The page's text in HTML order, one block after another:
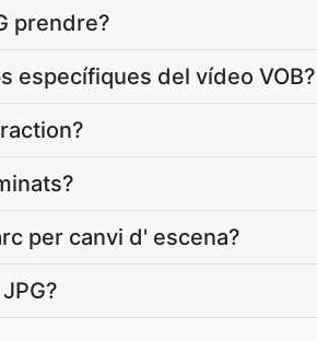
prendre?
específiques del vídeo VOB?
per canvi d' escena?